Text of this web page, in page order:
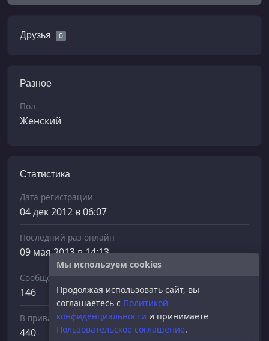
Друзья 0
Разное
Пол
Женский
Статистика
Дата регистрации
04 дек 2012 в 06:07
Последний раз онлайн
09 мая 2013 в 14:13
Сообщений отправлено
146
В приват
440
Мы используем cookies
Продолжая использовать сайт, вы
соглашаетесь с Политикой
конфиденциальности и принимаете
Пользовательское соглашение.